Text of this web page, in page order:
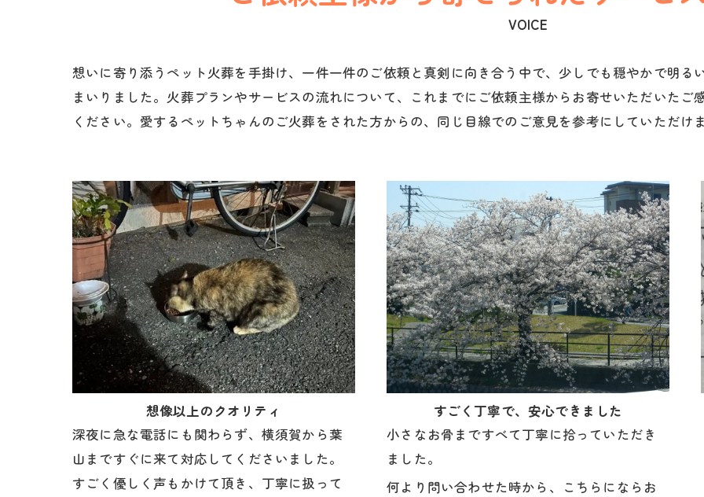
VOICE
想いに寄り添うペット火葬を手掛け、一件一件のご依頼と真剣に向き合う中で、少しでも穏やかで明
まいりました。火葬プランやサービスの流れについて、これまでにご依頼主様からお寄せいただいた
ください。愛するペットちゃんのご火葬をされた方からの、同じ目線でのご意見を参考にしていただけ
想像以上のクオリティ
深夜に急な電話にも関わらず、 横須賀から葉
山まですぐに来て対応してくださいました。
すごく優しく声もかけて頂き、丁寧に扱って
すごく丁寧で、安心できました
小さなお骨まですべて丁寧に拾っていただき
ました。
何より問い合わせた時から、こちらにならお